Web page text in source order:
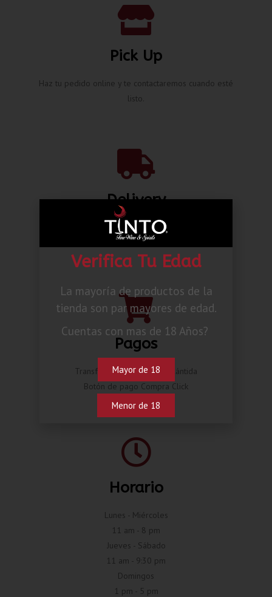
Pick Up
Haz tu pedido online y te contactaremos cuando esté
listo.
Delivery
Envíos nacionales hasta la puerta de tu casa desde L.
80.00*
Pagos
Transferencia por BAC o Atlántida
Botón de pago Compra Click
Horario
Lunes - Miércoles
11 am - 8 pm
Jueves - Sábado
11 am - 9:30 pm
Domingos
1 pm - 5 pm
Verifica Tu Edad
La mayoría de productos de la
tienda son par mayores de edad.
Cuentas con mas de 18 Años?
Mayor de 18
Menor de 18